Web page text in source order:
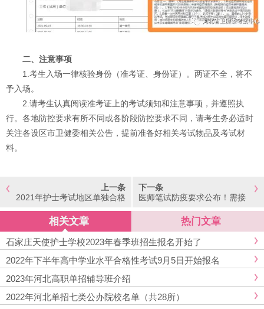
二、注意事项
1.考生入场一律核验身份（准考证、身份证）。两证不全，将不
予入场。
2.请考生认真阅读准考证上的考试须知和注意事项，并遵照执
行。各地防控要求有所不同或各阶段防控要求不同，请考生务必适时
关注各设区市卫健委相关公告，提前准备好相关考试物品及考试材
料。
上一条
2021年护士考试地区单独合格
下一条
医师笔试防疫要求公布！需接
相关文章 热门文章
石家庄天使护士学校2023年春季班招生报名开始了
2022年下半年高中学业水平合格性考试9月5日开始报名
2023年河北高职单招辅导班介绍
2022年河北单招七类公办院校名单（共28所）